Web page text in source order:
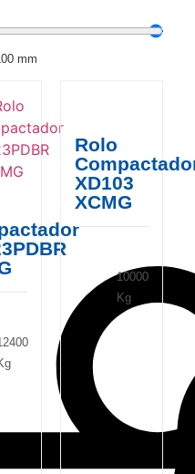
mm
Rolo
XD103
XCMG
10000
Kg